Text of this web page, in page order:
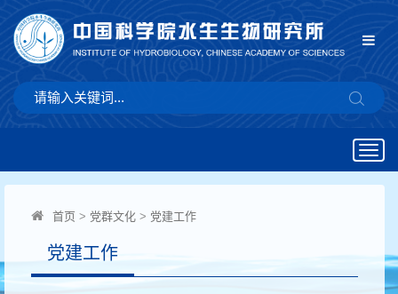
首页 > 党群文化 > 党建工作
党建工作